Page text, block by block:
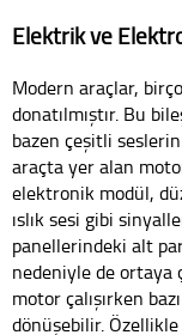
Elektrik ve
Modern araçlar,
donatılmıştır. Bu
bazen çeşitli
araçta yer alan
elektronik modül,
ıslık sesi gibi
panellerindeki alt
nedeniyle de ortaya
motor çalışırken
dönüşebilir.